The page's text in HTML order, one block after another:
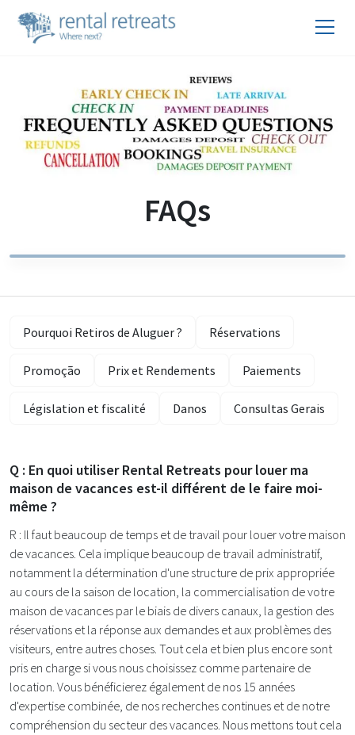
FAQs
Pourquoi Retiros de Aluguer ? Réservations
Promoção Prix et Rendements Paiements
Législation et fiscalité Danos Consultas Gerais
Q : En quoi utiliser Rental Retreats pour louer ma
maison de vacances est-il différent de le faire moi-
même ?
R : Il faut beaucoup de temps et de travail pour louer votre maison
de vacances. Cela implique beaucoup de travail administratif,
notamment la détermination d'une structure de prix appropriée
au cours de la saison de location, la commercialisation de votre
maison de vacances par le biais de divers canaux, la gestion des
réservations et la réponse aux demandes et aux problèmes des
visiteurs, entre autres choses. Tout cela et bien plus encore sont
pris en charge si vous nous choisissez comme partenaire de
location. Vous bénéficierez également de nos 15 années
d'expertise combinée, de nos recherches continues et de notre
compréhension du secteur des vacances. Nous mettons tout cela